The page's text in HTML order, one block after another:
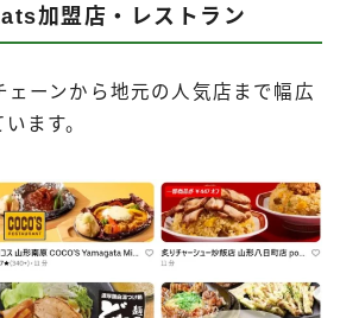
加盟店・レストラン
ェーンから地元の人気店まで幅広
ます。